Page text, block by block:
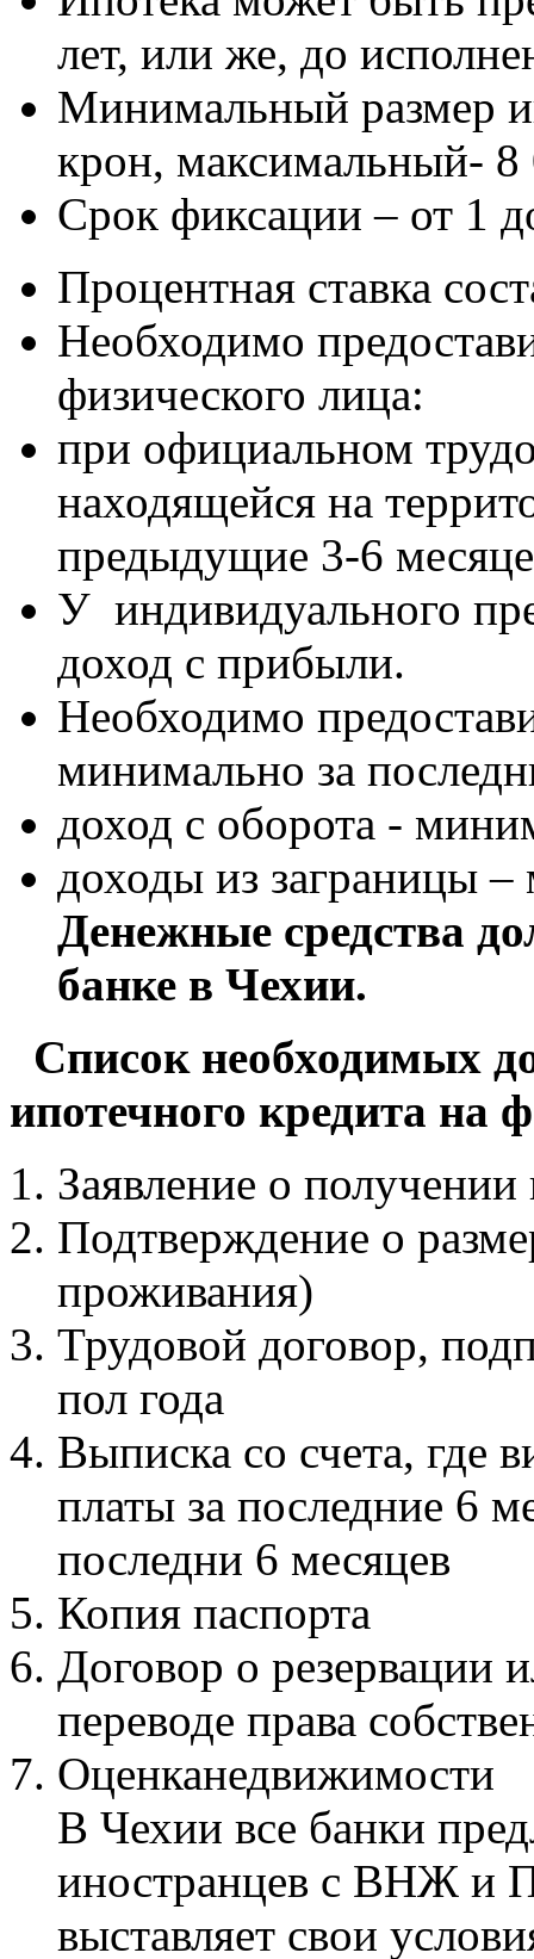
лет, или же, до
Минимальный размер
крон, максимальный- 8
Срок фиксации – от 1
Процентная ставка
Необходимо
физического лица:
при официальном
находящейся на
предыдущие 3-6
У индивидуального
доход с прибыли.
Необходимо
минимально за
доход с оборота -
доходы из заграницы
Денежные средства
банке в Чехии.
Список необходимых
ипотечного кредита на
Заявление о
Подтверждение о
проживания)
Трудовой договор,
пол года
Выписка со счета, где
платы за последние 6
последни 6 месяцев
Копия паспорта
Договор о резервации
переводе права
В Чехии все банки
иностранцев с ВНЖ и
выставляет свои